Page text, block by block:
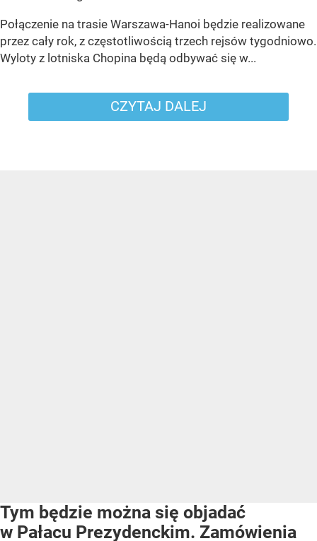
Połączenie na trasie Warszawa-Hanoi będzie realizowane
przez cały rok, z częstotliwością trzech rejsów tygodniowo.
Wyloty z lotniska Chopina będą odbywać się w...
CZYTAJ DALEJ
Tym będzie można się objadać
w Pałacu Prezydenckim. Zamówienia